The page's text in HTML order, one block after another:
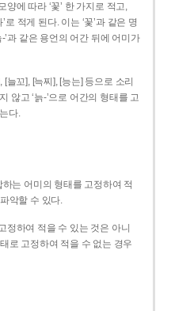
에 따라 ‘꽃’ 한 가지로 적고,
로 적게 된다. 이는 ‘꽃’과 같은 명
’과 같은 용언의 어간 뒤에 어미가
늘꼬], [늑찌], [능는] 등으로 소리
않고 ‘늙-’으로 어간의 형태를 고
다.
하는 어미의 형태를 고정하여 적
악할 수 있다.
정하여 적을 수 있는 것은 아니
로 고정하여 적을 수 없는 경우